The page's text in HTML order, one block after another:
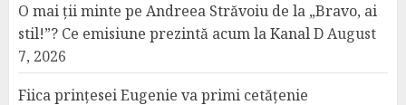
O mai ții minte pe Andreea Străvoiu de la „Bravo, ai
stil!”? Ce emisiune prezintă acum la Kanal DAugust
7, 2026
Fiica prințesei Eugenie va primi cetățenie